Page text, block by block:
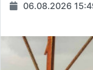
06.08.2026